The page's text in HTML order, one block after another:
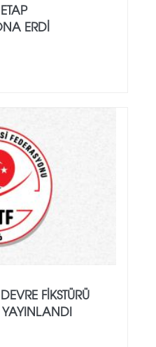
ERDI
FIKSTÜRÜ
YAYINLANDI